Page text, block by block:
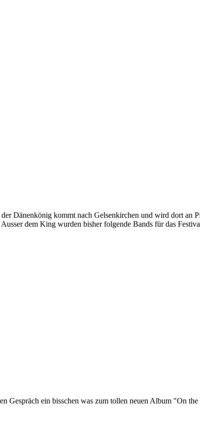
Dänenkönig kommt nach Gelsenkirchen und wird dort an
dem King wurden bisher folgende Bands für das
Gespräch ein bisschen was zum tollen neuen Album "On